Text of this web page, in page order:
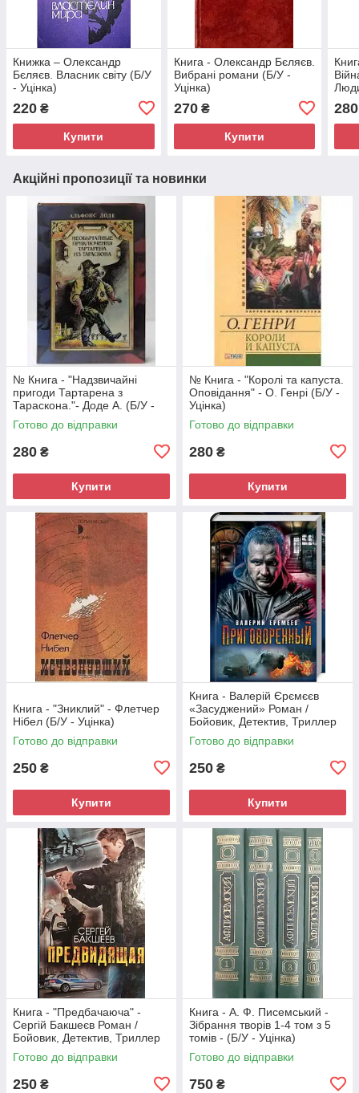
Книжка – Олександр
Бєляєв. Власник світу (Б/У
- Уцінка)
220 ₴
Купити
Книга - Олександр Бєляєв.
Вибрані романи (Б/У -
Уцінка)
270₴
Купити
280
Акційні пропозиції та новинки
№ Книга - "Надзвичайні
пригоди Тартарена з
Тараскона."- Доде А. (Б/У -
Уцінка)
Готово до відправки
280 ₴
Купити
№ Книга - "Королі та капуста.
Оповідання" - О. Генрі (Б/У -
Уцінка)
Готово до відправки
280 ₴
Купити
Книга - "Зниклий" - Флетчер
Нібел (Б/У - Уцінка)
Готово до відправки
250 ₴
Купити
Книга - Валерій Єрємєєв
«Засуджений» Роман /
Бойовик, Детектив, Триллер
(Б/У - Уцінка)
Готово до відправки
250 ₴
Купити
Книга - "Предбачаюча" -
Сергій Бакшеєв Роман /
Бойовик, Детектив, Триллер
(Б/У - Уцінка)
Готово до відправки
250 ₴
Книга - А. Ф. Писемський -
Зібрання творів 1-4 том з 5
томів - (Б/У - Уцінка)
Готово до відправки
750 ₴